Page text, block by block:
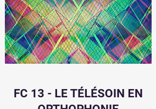
FC 13 - LE TÉLÉSOIN EN